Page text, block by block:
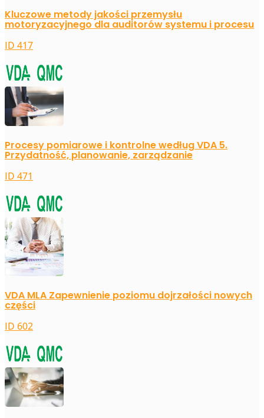
Kluczowe metody jakości przemysłu
motoryzacyjnego dla auditorów systemu i procesu
ID 417
Procesy pomiarowe i kontrolne według VDA 5.
Przydatność, planowanie, zarządzanie
ID 471
VDA MLA Zapewnienie poziomu dojrzałości nowych
części
ID 602